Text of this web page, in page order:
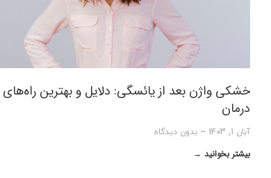
خشکی واژن بعد از یائسگی: دلایل و بهترین راه‌های
درمان
آبان 1, 1403 بدون دیدگاه
بیشتر بخوانید →